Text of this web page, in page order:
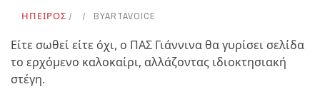
ΗΠΕΙΡΟΣ BYARTAVOICE
Είτε σωθεί είτε όχι, ο ΠΑΣ Γιάννινα θα γυρίσει σελίδα
το ερχόμενο καλοκαίρι, αλλάζοντας ιδιοκτησιακή
στέγη.